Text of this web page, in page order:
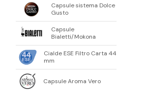
Capsule sistema Dolce
Gusto
Capsule
Bialetti/Mokona
Cialde ESE Filtro Carta 44
mm
Capsule Aroma Vero